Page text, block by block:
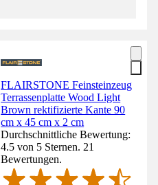
FLAIRSTONE Feinsteinzeug
Terrassenplatte Wood Light
Brown rektifizierte Kante 90
cm x 45 cm x 2 cm
Durchschnittliche Bewertung:
4.5 von 5 Sternen. 21
Bewertungen.